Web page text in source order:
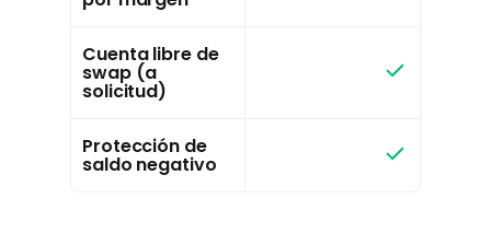
Cuenta libre de
swap (a
solicitud)
Protección de
saldo negativo